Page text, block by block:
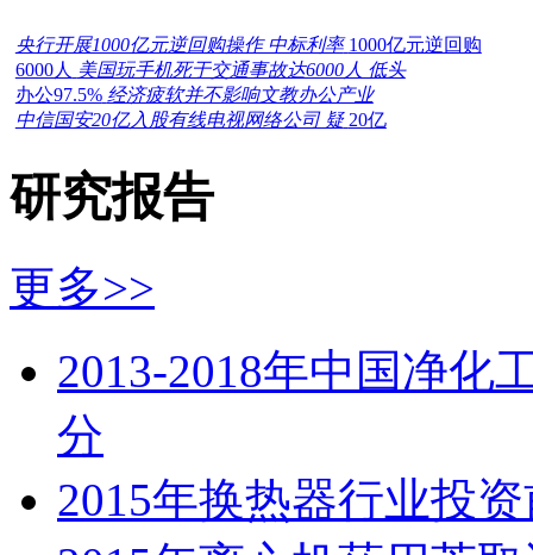
央行开展1000亿元逆回购操作 中标利率 1000亿元逆回购
6000人 美国玩手机死于交通事故达6000人 低头
办公97.5% 经济疲软并不影响文教办公产业
中信国安20亿入股有线电视网络公司 疑 20亿
研究报告
更多>>
2013-2018年中国净化
分
2015年换热器行业投